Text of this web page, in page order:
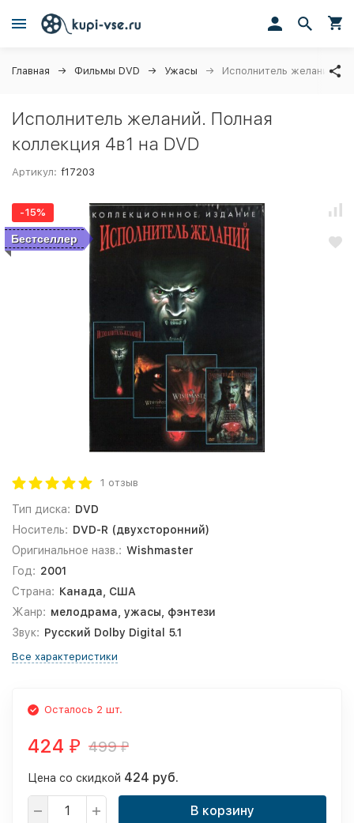
Главная Фильмы DVD Ужасы Исполнитель желаний.
Исполнитель желаний. Полная
коллекция 4в1 на DVD
Артикул: f17203
-15%
Бестселлер
1 отзыв
Тип диска: DVD
Носитель: DVD-R (двухсторонний)
Оригинальное назв.: Wishmaster
Год: 2001
Страна: Канада, США
Жанр: мелодрама, ужасы, фэнтези
Звук: Русский Dolby Digital 5.1
Все характеристики
Осталось 2 шт.
424 ₽ 499₽
Цена со скидкой 424 руб.
В корзину